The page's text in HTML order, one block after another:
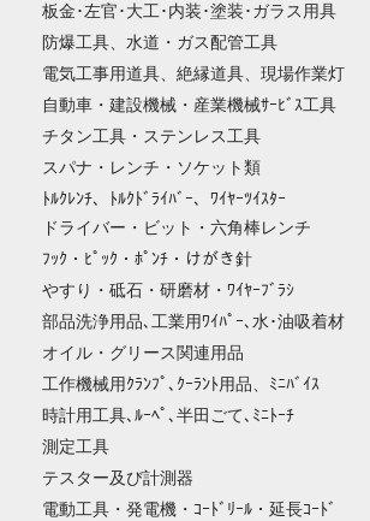
板金･左官･大工･内装･塗装･ガラス用具
防爆工具、水道・ガス配管工具
電気工事用道具、絶縁道具、現場作業灯
自動車・建設機械・産業機械ｻｰﾋﾞｽ工具
チタン工具・ステンレス工具
スパナ・レンチ・ソケット類
ﾄﾙｸﾚﾝﾁ、ﾄﾙｸﾄﾞﾗｲﾊﾞｰ、ﾜｲﾔｰﾂｲｽﾀｰ
ドライバー・ビット・六角棒レンチ
ﾌｯｸ・ﾋﾟｯｸ・ﾎﾟﾝﾁ・けがき針
やすり・砥石・研磨材・ﾜｲﾔｰﾌﾞﾗｼ
部品洗浄用品､工業用ﾜｲﾊﾟｰ､水･油吸着材
オイル・グリース関連用品
工作機械用ｸﾗﾝﾌﾟ､ｸｰﾗﾝﾄ用品、ﾐﾆﾊﾞｲｽ
時計用工具､ﾙｰﾍﾟ､半田ごて､ﾐﾆﾄｰﾁ
測定工具
テスター及び計測器
電動工具・発電機・ｺｰﾄﾞﾘｰﾙ・延長ｺｰﾄﾞ